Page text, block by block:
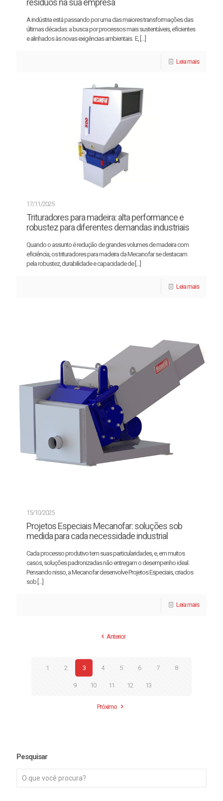
A indústria está passando por uma das maiores transformações das
últimas décadas: a busca por processos mais sustentáveis, eficientes
e alinhados às novas exigências ambientais. E, […]
Leia mais
17/11/2025
Trituradores para madeira: alta performance e
robustez para diferentes demandas industriais
Quando o assunto é redução de grandes volumes de madeira com
eficiência, os trituradores para madeira da Mecanofar se destacam
pela robustez, durabilidade e capacidade de[…]
Leia mais
15/10/2025
Projetos Especiais Mecanofar: soluções sob
medida para cada necessidade industrial
Cada processo produtivo tem suas particularidades, e, em muitos
casos, soluções padronizadas não entregam o desempenho ideal.
Pensando nisso, a Mecanofar desenvolve Projetos Especiais, criados
sob […]
Leia mais
Anterior
1 2 3 4 5 6 7 8
9 10 11 12 13
Próximo
Pesquisar